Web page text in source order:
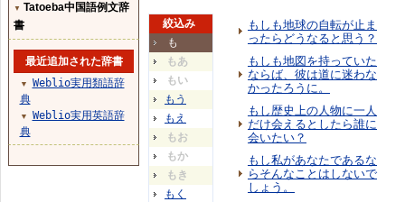
絞込み
も
もあ
もい
もう
もえ
もお
もか
もき
もく
もしも地球の自転が止ま
ったらどうなると思う？
もしも地図を持っていた
ならば、彼は道に迷わな
かったろうに。
もし歴史上の人物に一人
だけ会えるとしたら誰に
会いたい？
もし私があなたであるな
らそんなことはしないで
しょう。
▼ Tatoeba中国語例文辞
書
最近追加された辞書
▼
Weblio実用類語辞
典
▼
Weblio実用英語辞
典